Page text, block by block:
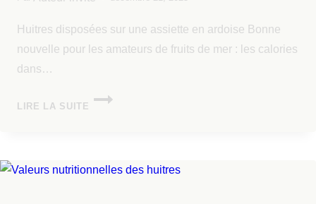
Huitres disposées sur une assiette en ardoise Bonne
nouvelle pour les amateurs de fruits de mer : les calories
dans…
LIRE LA SUITE